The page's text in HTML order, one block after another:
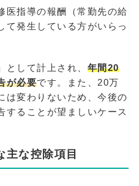
医指導の報酬（常勤先の給
て発生している方がいらっ
として計上され、 年間20
が必要です。また、20万
は変わりないため、今後の
することが望ましいケース
主な控除項目